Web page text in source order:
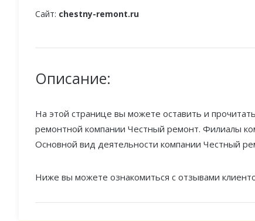
Сайт: chestny-remont.ru
Описание:
На этой странице вы можете оставить и
ремонтной компании Честный ремонт. Филиалы
Основной вид деятельности компании Честный
Ниже вы можете ознакомиться с отзывами